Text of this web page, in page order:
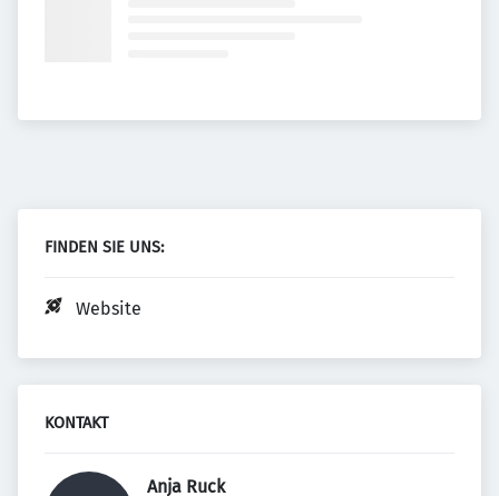
FINDEN SIE UNS:
Website
KONTAKT
Anja Ruck